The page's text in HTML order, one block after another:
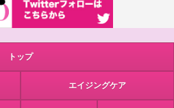
トップ
エイジングケア